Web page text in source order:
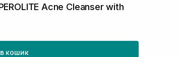
Acne Cleanser with
кошик